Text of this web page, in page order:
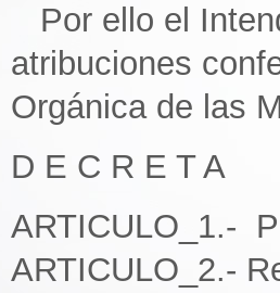
Por ello el
atribuciones
Orgánica de las
D E C R E T A
ARTICULO_1.-
ARTICULO_2.-